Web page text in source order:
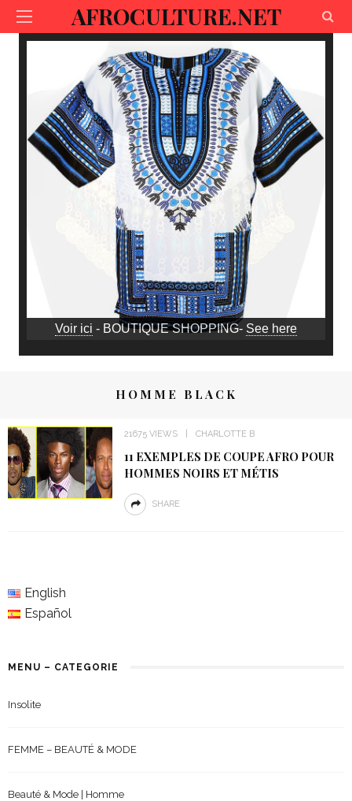
AFROCULTURE.NET
Voir ici - BOUTIQUE SHOPPING- See here
HOMME BLACK
21675 VIEWS CHARLOTTE B
11 EXEMPLES DE COUPE AFRO POUR
HOMMES NOIRS ET MÉTIS
SHARE
English
Español
MENU – CATEGORIE
Insolite
FEMME – BEAUTÉ & MODE
Beauté & Mode | Homme